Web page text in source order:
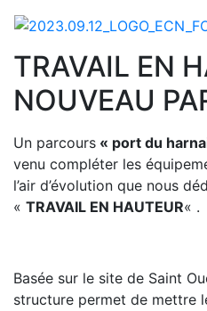
TRAVAIL EN
NOUVEAU
Un parcours « port du
venu compléter les
l’air d’évolution que nous
« TRAVAIL EN HAUTEUR« .
Basée sur le site de Saint
structure permet de mettre